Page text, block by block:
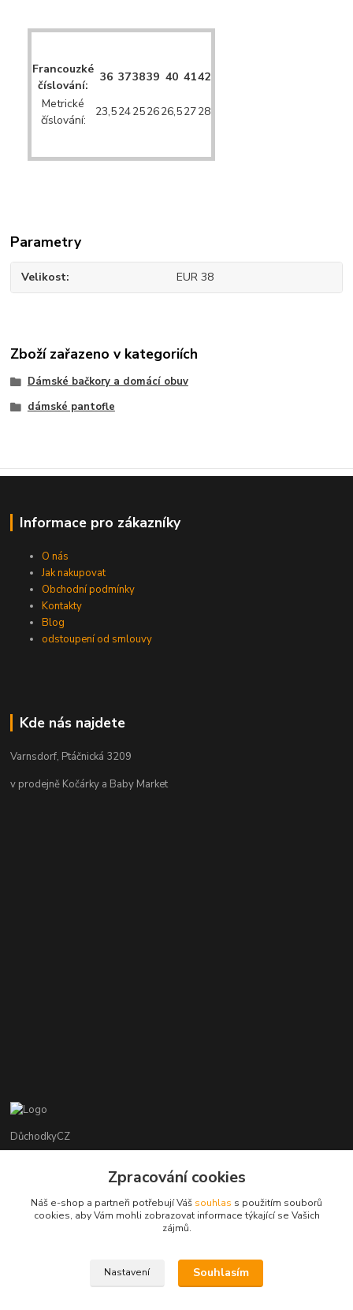
Francouzké
číslování:
36 373839 40 4142
Metrické
číslování:
23,524252626,52728
Parametry
Velikost EUR 38
Zboží zařazeno v kategoriích
Dámské bačkory a domácí obuv
dámské pantofle
Informace pro zákazníky
O nás
Jak nakupovat
Obchodní podmínky
Kontakty
Blog
odstoupení od smlouvy
Kde nás najdete
Varnsdorf, Ptáčnická 3209
v prodejně Kočárky a Baby Market
DůchodkyCZ
+420 412384749
objednavky@duchodky.cz
Zpracování cookies
Náš e-shop a partneři potřebují Váš souhlas s použitím souborů
cookies, aby Vám mohli zobrazovat informace týkající se Vašich
zájmů.
Nastavení Souhlasím